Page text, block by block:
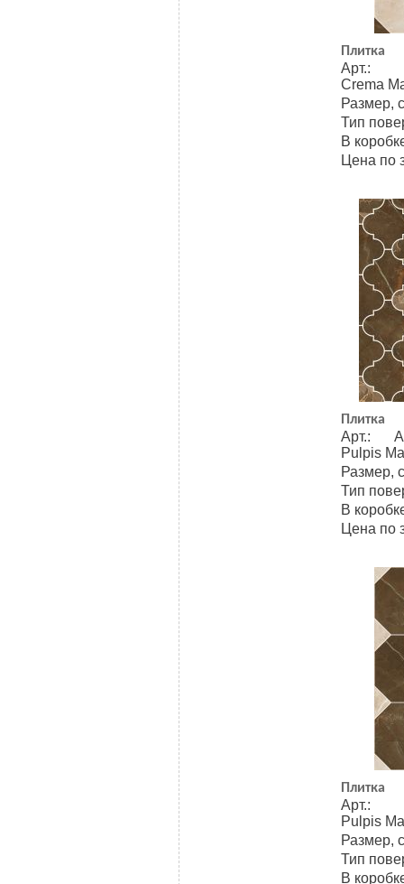
Плитка
Арт.:
Crema
Размер,
Тип
В
Цена по
Плитка
Арт.:
Pulpis
Размер,
Тип
В
Цена по
Плитка
Арт.:
Pulpis
Размер,
Тип
В